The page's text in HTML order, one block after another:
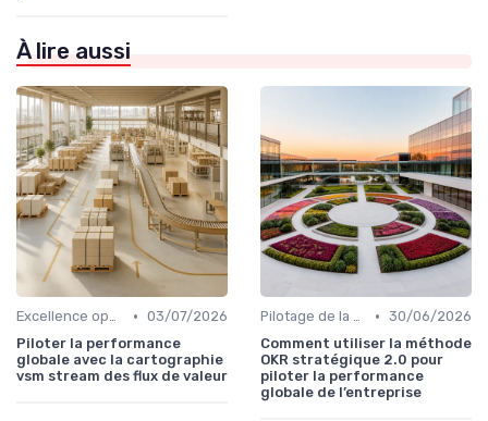
À lire aussi
Excellence opérationnelle • 03/07/2026
Piloter la performance
globale avec la cartographie
vsm stream des flux de valeur
Pilotage de la performance globale • 30/06/2026
Comment utiliser la méthode
OKR stratégique 2.0 pour
piloter la performance
globale de l’entreprise